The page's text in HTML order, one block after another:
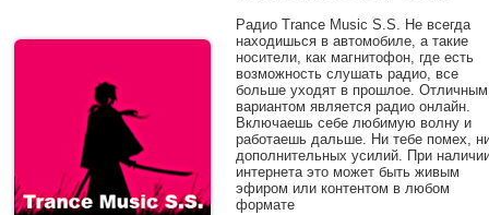
Радио Trance Music S.S. Не всегда
находишься в автомобиле, а такие
носители, как магнитофон, где есть
возможность слушать радио, все
больше уходят в прошлое. Отличным
вариантом является радио онлайн.
Включаешь себе любимую волну и
работаешь дальше. Ни тебе помех,
дополнительных усилий. При
интернета это может быть живым
эфиром или контентом в любом
формате